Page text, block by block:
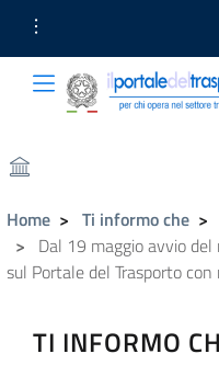
Link Utili
Portale del
Portale del Trasporto
Home Ti informo che
Dal 19 maggio avvio
sul Portale del Trasporto
TI INFORMO